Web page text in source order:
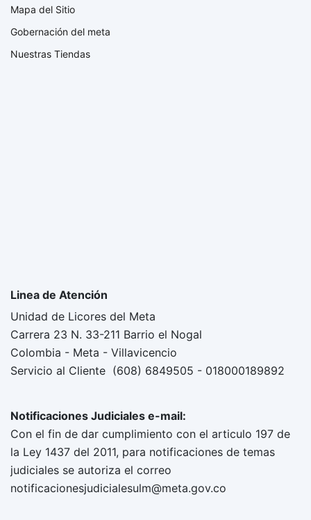
Mapa del Sitio
Gobernación del meta
Nuestras Tiendas
Linea de Atención
Unidad de Licores del Meta
Carrera 23 N. 33-211 Barrio el Nogal
Colombia - Meta - Villavicencio
Servicio al Cliente (608) 6849505 - 018000189892
Notificaciones Judiciales e-mail:
Con el fin de dar cumplimiento con el articulo 197 de
la Ley 1437 del 2011, para notificaciones de temas
judiciales se autoriza el correo
notificacionesjudicialesulm@meta.gov.co